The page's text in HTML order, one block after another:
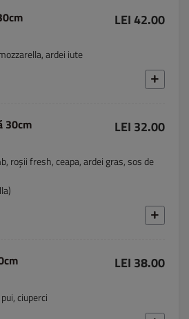
LEI 42.00
ardei iute
30cm LEI 32.00
roșii fresh, ceapa, ardei gras, sos de
LEI 38.00
ciuperci